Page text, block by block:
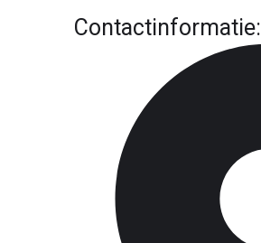
Contactinformatie: